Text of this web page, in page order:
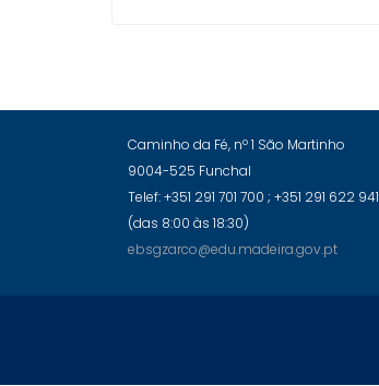
Caminho da Fé, nº 1 São Martinho
9004-525 Funchal
Telef: +351 291 701 700 ; +351 291 622 941
(das 8:00 às 18:30)
ebsgzarco@edu.madeira.gov.pt